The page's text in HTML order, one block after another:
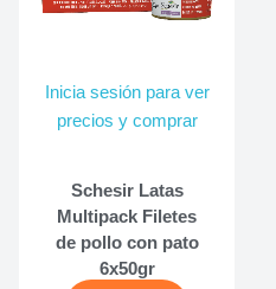
Inicia sesión para ver
precios y comprar
Schesir Latas
Multipack Filetes
de pollo con pato
6x50gr